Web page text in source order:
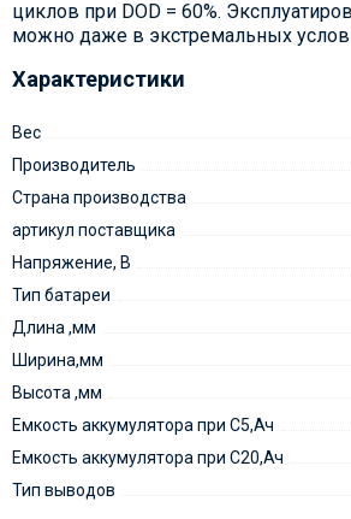
циклов при DOD = 60%.
можно даже в экстремальных
Характеристики
Вес
Производитель
Страна производства
артикул поставщика
Напряжение, В
Тип батареи
Длина ,мм
Ширина,мм
Высота ,мм
Емкость аккумулятора при С5,Ач
Емкость аккумулятора при C20,Ач
Тип выводов